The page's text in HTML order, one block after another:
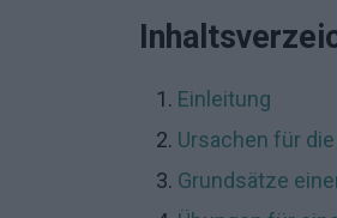
Einleitung
Ursachen für
Grundsätze